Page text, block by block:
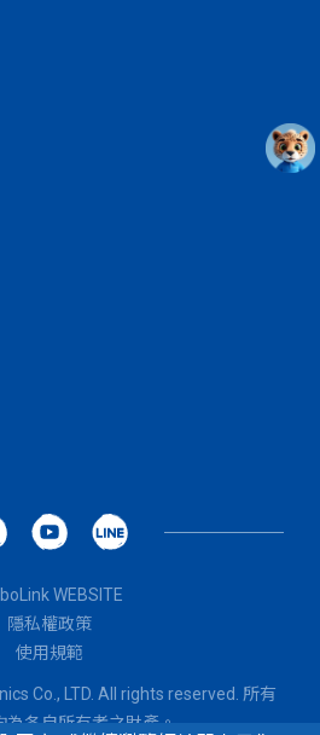
WEBSITE
隱私權政策
使用規範
Co., LTD. All rights reserved. 所有
為各自所有者之財產。